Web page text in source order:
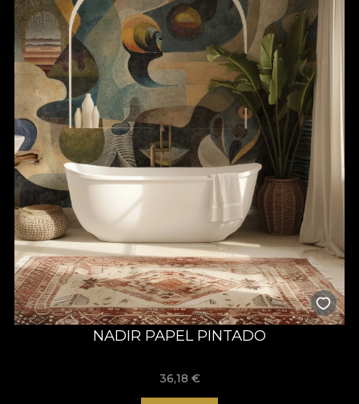
NADIR PAPEL PINTADO
36,18 €